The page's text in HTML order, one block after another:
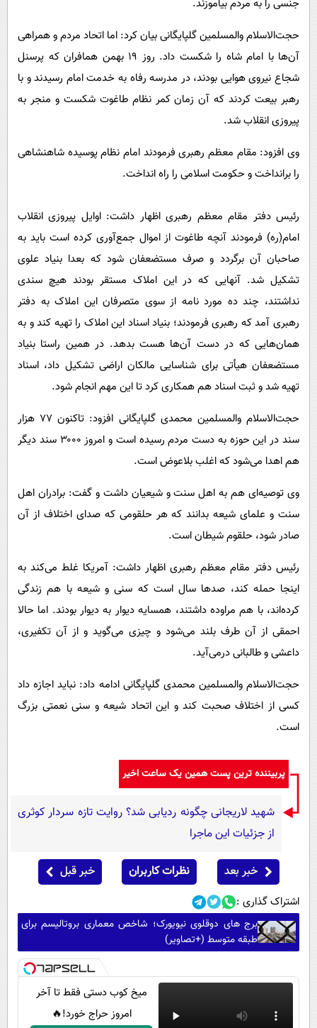
جنسی را به مردم بیاموزند.
حجت‌الاسلام والمسلمین گلپایگانی بیان کرد: اما اتحاد مردم و همراهی
آن‌ها با امام شاه را شکست داد. روز ۱۹ بهمن همافران که پرسنل
شجاع نیروی هوایی بودند، در مدرسه رفاه به خدمت امام رسیدند و با
رهبر بیعت کردند که آن زمان کمر نظام طاغوت شکست و منجر به
پیروزی انقلاب شد.
وی افزود‌‌‌‌‌‌‌‌‌‌‌‌‌‌‌‌‌‌‌‌‌‌‌‌‌‌‌‌‌‌‌‌‌‌‌‌‌‌‌‌‌‌‌‌‌‌‌‌‌‌‌‌‌‌‌‌‌‌‌‌‌‌‌‌‌‌‌‌‌‌‌‌‌‌‌‌‌‌‌‌‌‌‌‌‌‌‌‌‌‌‌‌‌‌‌‌‌‌‌‌‌‌‌‌‌‌‌‌‌‌‌‌‌‌‌‌‌‌‌‌‌‌‌‌‌‌‌‌‌‌‌‌‌‌‌‌‌‌‌‌‌‌‌‌‌‌‌‌‌‌‌‌‌‌‌‌‌‌‌‌‌‌‌‌‌‌‌‌‌‌‌‌‌‌‌‌‌‌‌‌‌‌‌‌‌‌‌‌‌‌‌‌‌‌‌‌‌‌‌‌‌‌‌‌‌‌‌‌‌‌‌: مقام معظم رهبری فرمودند امام نظام پوسیده شاهنشاهی
را برانداخت و حکومت اسلامی را راه انداخت.
رئیس دفتر مقام معظم رهبری اظهار داشت:‌‌‌‌‌‌‌‌‌‌‌‌‌‌‌‌‌‌‌‌‌‌‌‌‌‌‌‌‌‌‌‌‌‌‌‌‌‌‌‌‌‌‌‌‌‌‌‌‌‌‌‌‌‌‌‌‌‌‌‌‌‌‌‌‌‌‌‌‌‌‌‌‌‌‌‌‌‌‌‌‌‌‌‌‌‌‌‌‌‌‌‌‌‌‌‌‌‌‌‌‌‌‌‌‌‌‌‌‌‌‌‌‌‌‌‌‌‌‌‌‌‌‌‌‌‌‌‌‌‌‌‌‌‌‌‌‌‌‌‌‌‌‌‌‌‌‌‌‌‌‌‌‌‌‌‌‌‌‌‌‌‌‌‌‌‌‌‌‌‌‌‌‌‌‌‌‌‌‌‌‌‌‌‌‌‌‌‌‌‌‌‌‌‌‌‌‌‌‌‌‌‌‌‌‌‌‌‌‌‌‌‌‌‌‌‌‌‌‌‌‌‌‌‌‌‌‌‌‌‌‌‌‌‌‌‌‌‌‌‌‌‌‌‌ اوایل پیروزی انقلاب
امام(ره) فرمودند آنچه طاغوت از‌‌‌‌‌‌‌‌‌‌‌‌‌‌‌‌‌‌‌‌‌‌‌‌‌‌‌‌‌‌‌‌‌‌‌‌‌‌‌‌‌‌‌‌‌‌‌‌‌‌‌‌‌‌‌‌‌‌‌‌‌‌‌‌‌‌‌‌‌‌‌‌‌‌‌‌‌‌‌‌‌‌‌‌‌‌‌‌‌‌‌‌‌‌‌‌‌‌‌‌‌‌‌‌‌‌‌‌‌‌‌‌‌‌‌‌‌‌‌‌‌‌‌‌‌‌‌‌‌‌‌ اموال جمع‌آوری کرده است باید به
صاحبان آن برگردد و صرف مستضعفان شود که بعدا بنیاد علوی
تشکیل شد. آنهایی که در این املاک مستقر بودند هیچ سندی
نداشتند، چند ده مورد نامه از‌‌‌‌‌‌‌‌‌‌‌‌‌‌‌‌‌‌‌‌‌‌‌‌‌‌‌‌‌‌‌‌‌‌‌‌‌‌‌‌‌‌‌‌‌‌‌‌‌‌‌‌‌‌‌‌‌‌‌‌‌‌‌‌‌‌‌‌‌‌‌‌‌‌‌‌‌‌‌‌‌‌‌‌‌‌‌‌‌‌‌‌‌‌‌‌‌‌‌‌‌‌‌‌‌‌‌‌‌‌‌‌‌‌‌‌‌‌‌‌‌‌‌‌‌‌‌‌‌‌‌ سوی متصرفان این املاک به دفتر
رهبری آمد که رهبری فرمودند؛ بنیاد اسناد این املاک را تهیه کند و به
همان‌هایی که در دست آن‌ها هست بدهد. در همین راستا بنیاد
مستضعفان هیأتی برای شناسایی مالکان اراضی تشکیل داد، اسناد
تهیه شد و ثبت اسناد هم همکاری کرد تا این مهم انجام شود.
حجت‌الاسلام والمسلمین محمدی گلپایگانی افزود‌‌‌‌‌‌‌‌‌‌‌‌‌‌‌‌‌‌‌‌‌‌‌‌‌‌‌‌‌‌‌‌‌‌‌‌‌‌‌‌‌‌‌‌‌‌‌‌‌‌‌‌‌‌‌‌‌‌‌‌‌‌‌‌‌‌‌‌‌‌‌‌‌‌‌‌‌‌‌‌‌‌‌‌‌‌‌‌‌‌‌‌‌‌‌‌‌‌‌‌‌‌‌‌‌‌‌‌‌‌‌‌‌‌‌‌‌‌‌‌‌‌‌‌‌‌‌‌‌‌‌‌‌‌‌‌‌‌‌‌‌‌‌‌‌‌‌‌‌‌‌‌‌‌‌‌‌‌‌‌‌‌‌‌‌‌‌‌‌‌‌‌‌‌‌‌‌‌‌‌‌‌‌‌‌‌‌‌‌‌‌‌‌‌‌‌‌‌‌‌‌‌‌‌‌‌‌‌‌‌‌: تاکنون ۷۷ هزار
سند در این حوزه به دست مردم رسیده است و امروز ۳۰۰۰ سند دیگر
هم اهدا می‌شود که اغلب بلاعوض است.
وی توصیه‌ای هم به اهل سنت و شیعیان داشت و گفت: برادران اهل
سنت و علمای شیعه بدانند که هر حلقومی که صدای اختلاف از‌‌‌‌‌‌‌‌‌‌‌‌‌‌‌‌‌‌‌‌‌‌‌‌‌‌‌‌‌‌‌‌‌‌‌‌‌‌‌‌‌‌‌‌‌‌‌‌‌‌‌‌‌‌‌‌‌‌‌‌‌‌‌‌‌‌‌‌‌‌‌‌‌‌‌‌‌‌‌‌‌‌‌‌‌‌‌‌‌‌‌‌‌‌‌‌‌‌‌‌‌‌‌‌‌‌‌‌‌‌‌‌‌‌‌‌‌‌‌‌‌‌‌‌‌‌‌‌‌‌‌ آن
صادر شود، حلقوم شیطان است.
رئیس دفتر مقام معظم رهبری اظهار داشت:‌‌‌‌‌‌‌‌‌‌‌‌‌‌‌‌‌‌‌‌‌‌‌‌‌‌‌‌‌‌‌‌‌‌‌‌‌‌‌‌‌‌‌‌‌‌‌‌‌‌‌‌‌‌‌‌‌‌‌‌‌‌‌‌‌‌‌‌‌‌‌‌‌‌‌‌‌‌‌‌‌‌‌‌‌‌‌‌‌‌‌‌‌‌‌‌‌‌‌‌‌‌‌‌‌‌‌‌‌‌‌‌‌‌‌‌‌‌‌‌‌‌‌‌‌‌‌‌‌‌‌‌‌‌‌‌‌‌‌‌‌‌‌‌‌‌‌‌‌‌‌‌‌‌‌‌‌‌‌‌‌‌‌‌‌‌‌‌‌‌‌‌‌‌‌‌‌‌‌‌‌‌‌‌‌‌‌‌‌‌‌‌‌‌‌‌‌‌‌‌‌‌‌‌‌‌‌‌‌‌‌‌‌‌‌‌‌‌‌‌‌‌‌‌‌‌‌‌‌‌‌‌‌‌‌‌‌‌‌‌‌‌‌‌ آمریکا غلط می‌کند به
اینجا حمله کند، صدها سال است که سنی و شیعه با هم زندگی
کرده‌اند، با هم مراوده داشتند، همسایه دیوار به دیوار بودند. اما حالا
احمقی از‌‌‌‌‌‌‌‌‌‌‌‌‌‌‌‌‌‌‌‌‌‌‌‌‌‌‌‌‌‌‌‌‌‌‌‌‌‌‌‌‌‌‌‌‌‌‌‌‌‌‌‌‌‌‌‌‌‌‌‌‌‌‌‌‌‌‌‌‌‌‌‌‌‌‌‌‌‌‌‌‌‌‌‌‌‌‌‌‌‌‌‌‌‌‌‌‌‌‌‌‌‌‌‌‌‌‌‌‌‌‌‌‌‌‌‌‌‌‌‌‌‌‌‌‌‌‌‌‌‌‌ آن طرف بلند می‌شود و چیزی می‌گوید و از‌‌‌‌‌‌‌‌‌‌‌‌‌‌‌‌‌‌‌‌‌‌‌‌‌‌‌‌‌‌‌‌‌‌‌‌‌‌‌‌‌‌‌‌‌‌‌‌‌‌‌‌‌‌‌‌‌‌‌‌‌‌‌‌‌‌‌‌‌‌‌‌‌‌‌‌‌‌‌‌‌‌‌‌‌‌‌‌‌‌‌‌‌‌‌‌‌‌‌‌‌‌‌‌‌‌‌‌‌‌‌‌‌‌‌‌‌‌‌‌‌‌‌‌‌‌‌‌‌‌‌ آن تکفیری،
داعشی و طالبانی درمی‌آید.
حجت‌الاسلام والمسلمین محمدی گلپایگانی ادامه داد: نباید اجازه داد
کسی از‌‌‌‌‌‌‌‌‌‌‌‌‌‌‌‌‌‌‌‌‌‌‌‌‌‌‌‌‌‌‌‌‌‌‌‌‌‌‌‌‌‌‌‌‌‌‌‌‌‌‌‌‌‌‌‌‌‌‌‌‌‌‌‌‌‌‌‌‌‌‌‌‌‌‌‌‌‌‌‌‌‌‌‌‌‌‌‌‌‌‌‌‌‌‌‌‌‌‌‌‌‌‌‌‌‌‌‌‌‌‌‌‌‌‌‌‌‌‌‌‌‌‌‌‌‌‌‌‌‌‌ اختلاف صحبت کند و این اتحاد شیعه و سنی نعمتی بزرگ
است.
پربیننده ترین پست همین یک ساعت اخیر
شهید لاریجانی چگونه ردیابی شد؟ روایت تازه سردار کوثری
از جزئیات این ماجرا
خبر بعد نظرات کاربران خبر قبل
اشتراک گذاری :
برج های دوقلوی نیویورک؛ شاخص معماری بروتالیسم برای
طبقه متوسط (+تصاویر)
میخ کوب دستی فقط تا آخر
امروز حراج خورد!🔥